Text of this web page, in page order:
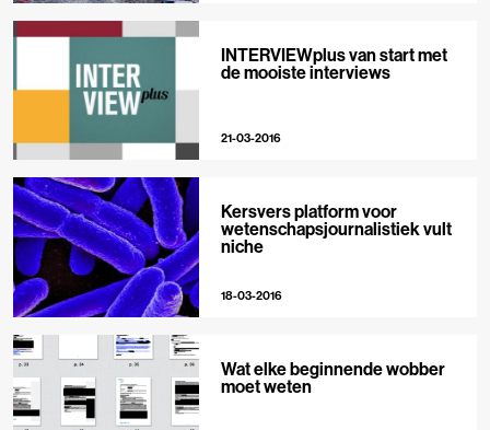
INTERVIEWplus van start met
de mooiste interviews
21-03-2016
Kersvers platform voor
wetenschapsjournalistiek vult
niche
18-03-2016
Wat elke beginnende wobber
moet weten